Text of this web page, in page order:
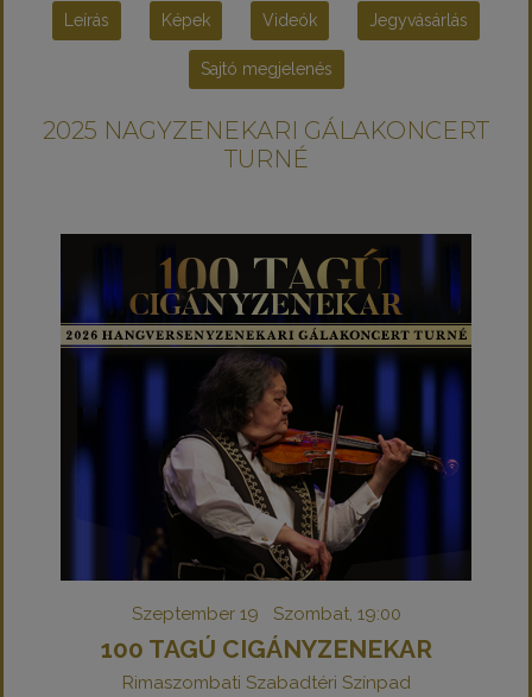
Leírás Képek Videók Jegyvásárlás
Sajtó megjelenés
2025 NAGYZENEKARI GÁLAKONCERT
TURNÉ
Szeptember 19 Szombat, 19:00
100 TAGÚ CIGÁNYZENEKAR
Rimaszombati Szabadtéri Színpad